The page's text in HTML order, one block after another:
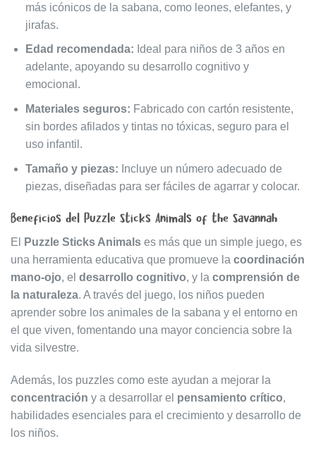
más icónicos de la sabana, como leones, elefantes, y
jirafas.
Edad recomendada: Ideal para niños de 3 años en
adelante, apoyando su desarrollo cognitivo y
emocional.
Materiales seguros: Fabricado con cartón resistente,
sin bordes afilados y tintas no tóxicas, seguro para el
uso infantil.
Tamaño y piezas: Incluye un número adecuado de
piezas, diseñadas para ser fáciles de agarrar y colocar.
Beneficios del Puzzle Sticks Animals of the Savannah
El Puzzle Sticks Animals es más que un simple juego, es
una herramienta educativa que promueve la coordinación
mano-ojo, el desarrollo cognitivo, y la comprensión de
la naturaleza. A través del juego, los niños pueden
aprender sobre los animales de la sabana y el entorno en
el que viven, fomentando una mayor conciencia sobre la
vida silvestre.
Además, los puzzles como este ayudan a mejorar la
concentración y a desarrollar el pensamiento crítico,
habilidades esenciales para el crecimiento y desarrollo de
los niños.